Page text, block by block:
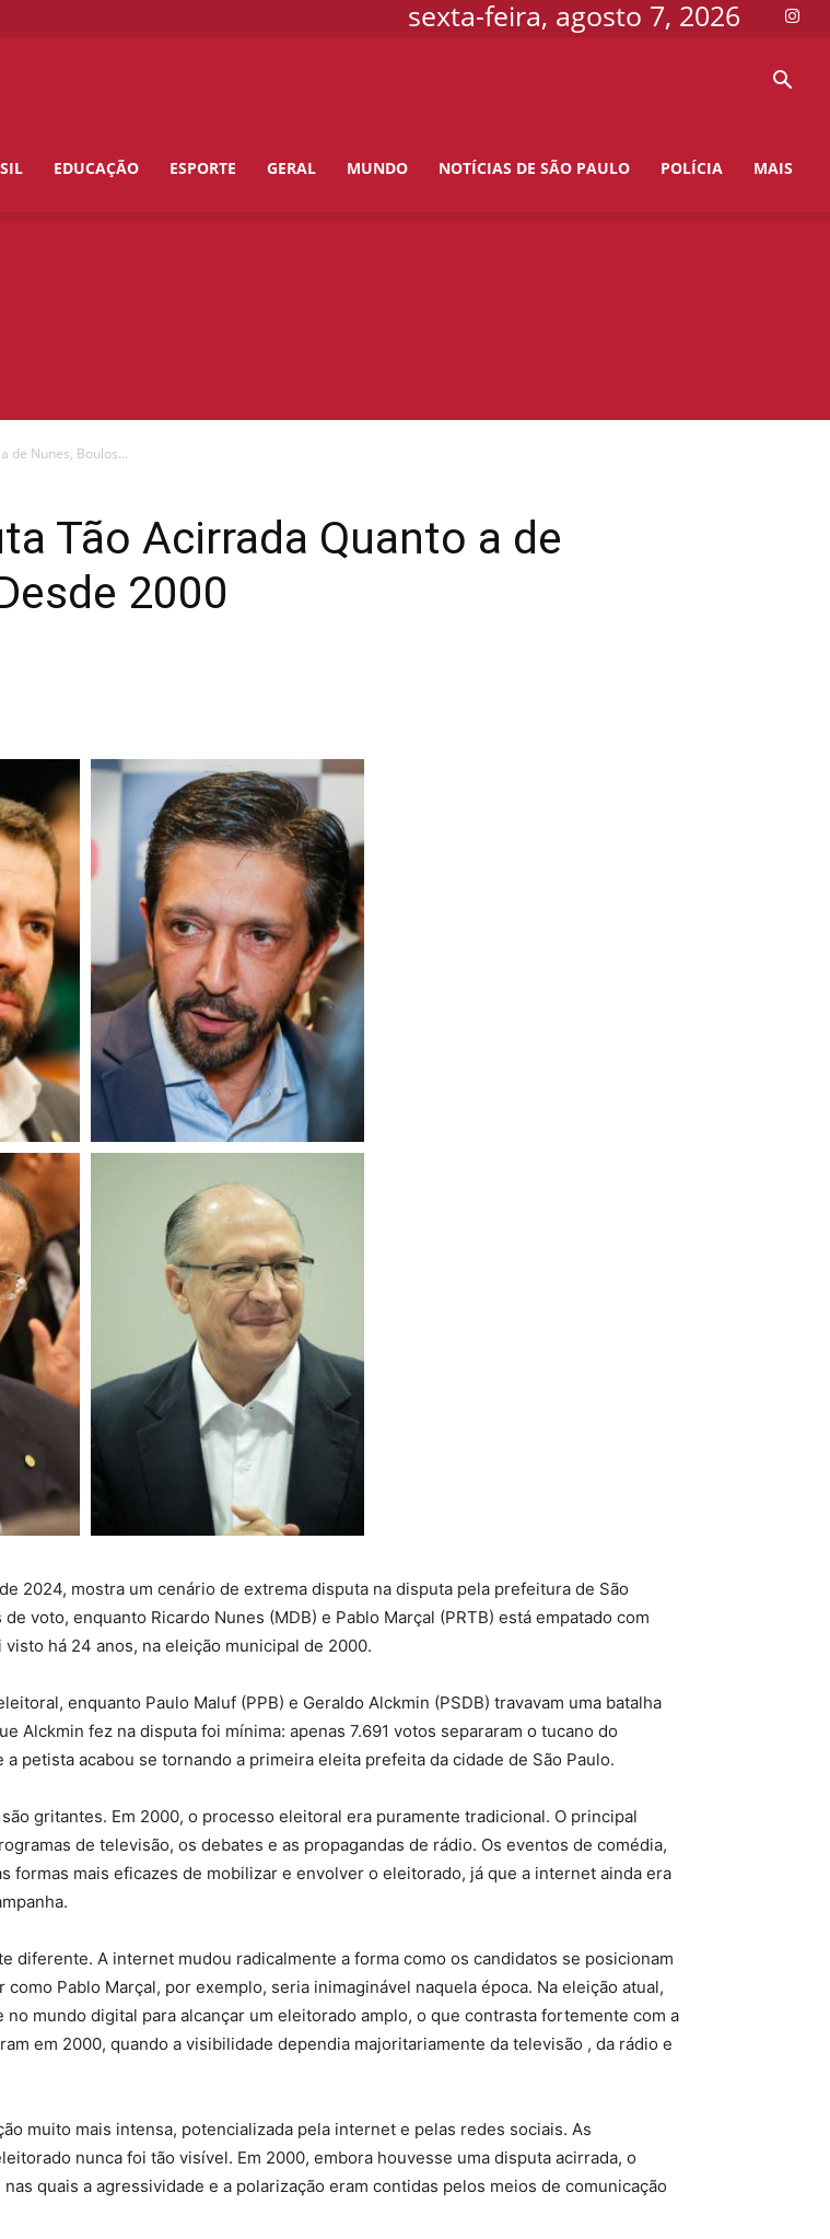
sexta-feira, agosto 7, 2026
EDUCAÇÃO ESPORTE GERAL MUNDO NOTÍCIAS DE SÃO PAULO POLÍCIA MAIS
de Nunes, Boulos...
Tão Acirrada Quanto a de
2000
2024, mostra um cenário de extrema disputa na disputa pela prefeitura de São
voto, enquanto Ricardo Nunes (MDB) e Pablo Marçal (PRTB) está empatado com
há 24 anos, na eleição municipal de 2000.
enquanto Paulo Maluf (PPB) e Geraldo Alckmin (PSDB) travavam uma batalha
Alckmin fez na disputa foi mínima: apenas 7.691 votos separaram o tucano do
petista acabou se tornando a primeira eleita prefeita da cidade de São Paulo.
gritantes. Em 2000, o processo eleitoral era puramente tradicional. O principal
de televisão, os debates e as propagandas de rádio. Os eventos de comédia,
formas mais eficazes de mobilizar e envolver o eleitorado, já que a internet ainda era
diferente. A internet mudou radicalmente a forma como os candidatos se posicionam
Pablo Marçal, por exemplo, seria inimaginável naquela época. Na eleição atual,
mundo digital para alcançar um eleitorado amplo, o que contrasta fortemente com a
em 2000, quando a visibilidade dependia majoritariamente da televisão , da rádio e
muito mais intensa, potencializada pela internet e pelas redes sociais. As
nunca foi tão visível. Em 2000, embora houvesse uma disputa acirrada, o
quais a agressividade e a polarização eram contidas pelos meios de comunicação